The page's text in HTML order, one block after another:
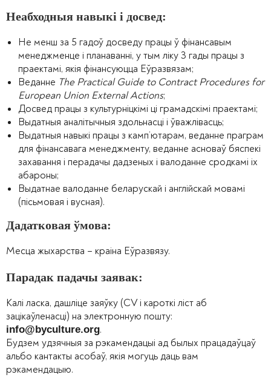
Неабходныя навыкі і досвед:
Не менш за 5 гадоў досведу працы ў фінансавым
менеджменце і планаванні, у тым ліку 3 гады працы з
праектамі, якія фінансуюцца Еўразвязам;
Веданне The Practical Guide to Contract Procedures for
European Union External Actions;
Досвед працы з культурніцкімі ці грамадскімі праектамі;
Выдатныя аналітычныя здольнасці і ўважлівасць;
Выдатныя навыкі працы з камп’ютарам, веданне праграм
для фінансавага менеджменту, веданне асноваў бяспекі
захавання і перадачы дадзеных і валоданне сродкамі іх
абароны;
Выдатнае валоданне беларускай і англійскай мовамі
(пісьмовая і вусная).
Дадатковая ўмова:
Месца жыхарства – краіна Еўразвязу.
Парадак падачы заявак:
Калі ласка, дашліце заяўку (CV і кароткі ліст аб
зацікаўленасці) на электронную пошту:
info@byculture.org.
Будзем удзячныя за рэкамендацыі ад былых працадаўцаў
альбо кантакты асобаў, якія могуць даць вам
рэкамендацыю.